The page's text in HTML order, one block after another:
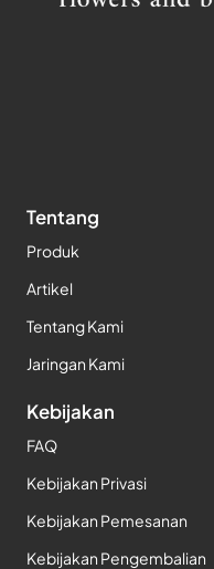
Tentang
Produk
Artikel
Tentang Kami
Jaringan Kami
Kebijakan
FAQ
Kebijakan Privasi
Kebijakan Pemesanan
Kebijakan Pengembalian